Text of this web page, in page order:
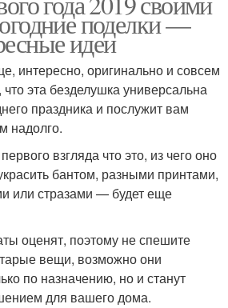
поделки —
идеи
интересно, оригинально и совсем
эта безделушка универсальна
праздника и послужит вам
надолго.
взгляда что это, из чего оно
бантом, разными принтами,
или стразами — будет еще
оценят, поэтому не спешите
вещи, возможно они
по назначению, но и станут
для вашего дома.